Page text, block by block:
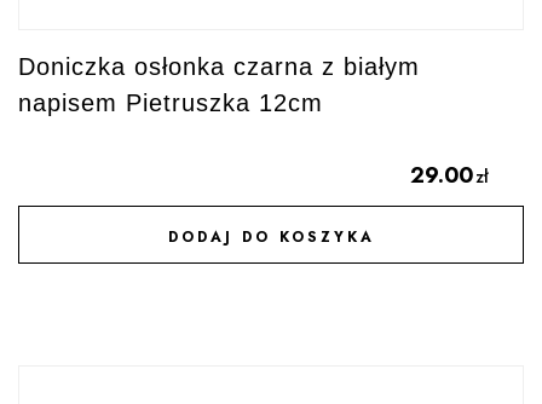
Doniczka osłonka czarna z białym
napisem Pietruszka 12cm
29.00zł
DODAJ DO KOSZYKA
DODAJ DO ULUBIONYCH